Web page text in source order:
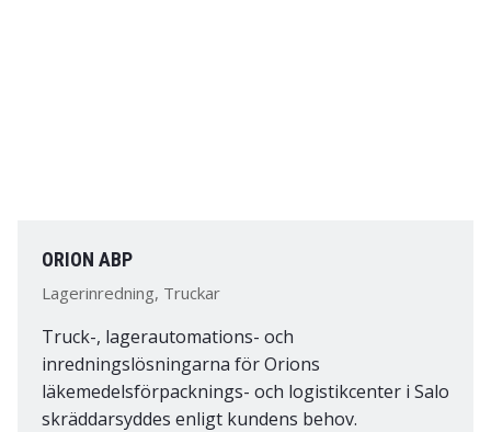
ORION ABP
Lagerinredning, Truckar
Truck-, lagerautomations- och
inredningslösningarna för Orions
läkemedelsförpacknings- och logistikcenter i Salo
skräddarsyddes enligt kundens behov.